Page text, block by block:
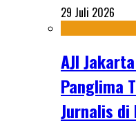
29 Juli 2026
AJI
Panglima
Jurnalis